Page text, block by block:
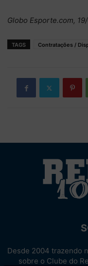
Globo Esporte.com,
TAGS Contratações /
Desde 2004 trazendo
sobre o Clube do